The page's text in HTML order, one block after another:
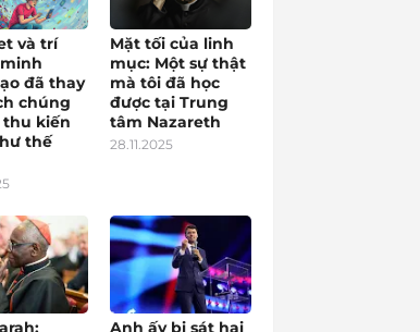
và trí
đã thay
chúng
kiến
thế
Mặt tối của linh
mục: Một sự thật
mà tôi đã học
được tại Trung
tâm Nazareth
28.11.2025
Anh ấy bị sát hại